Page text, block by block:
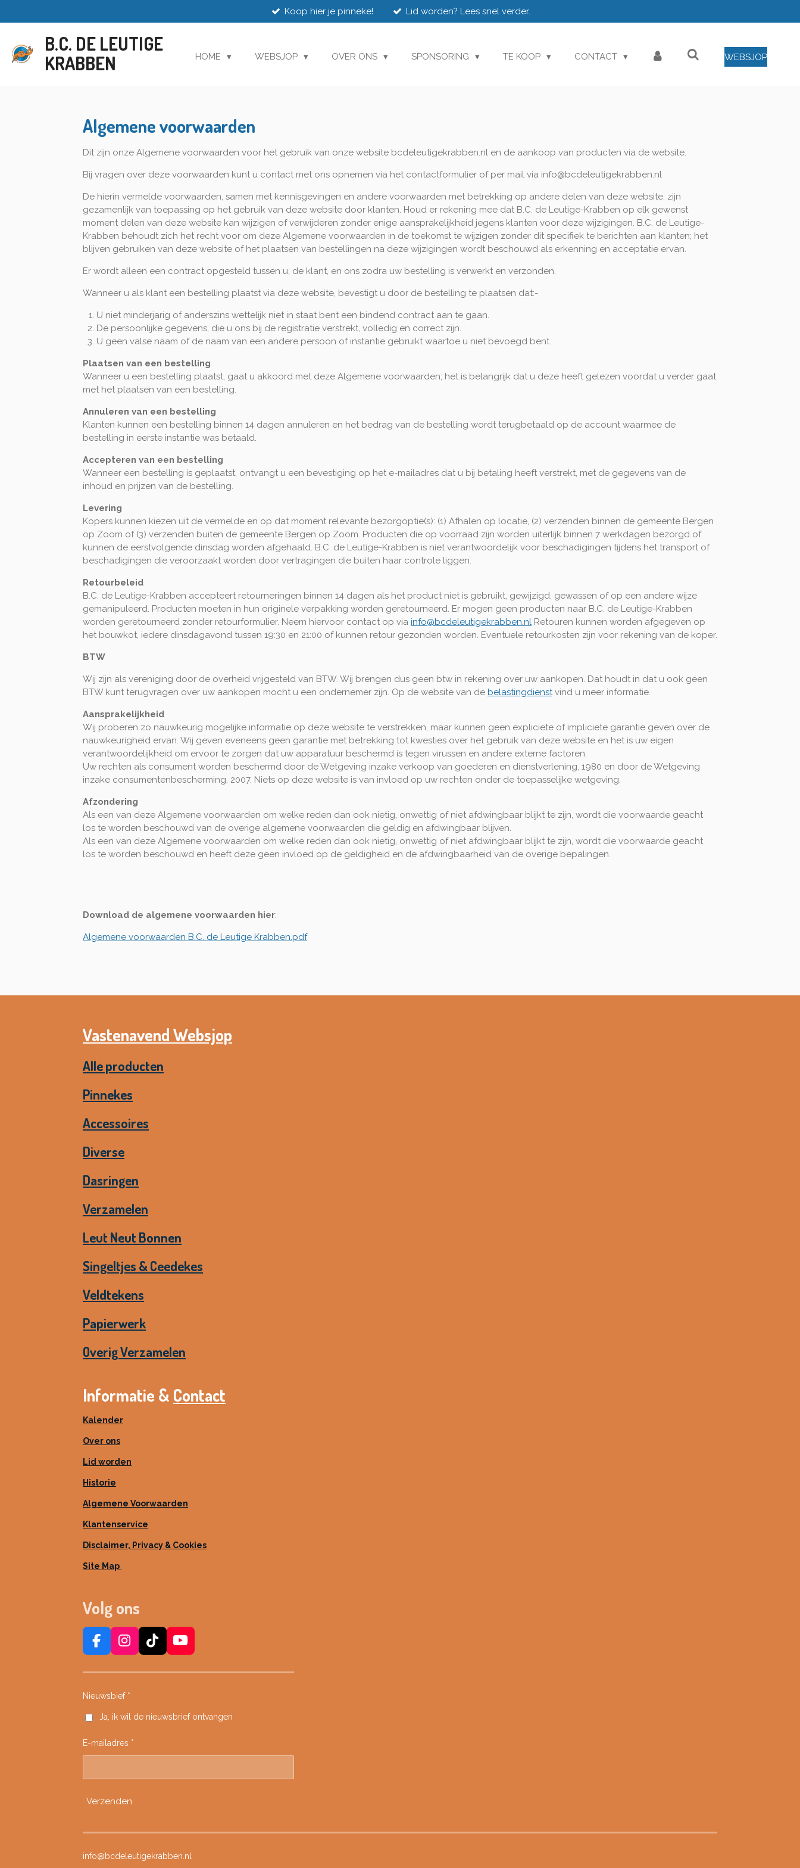
direct
de
hoofdinhoud
Koop hier je pinneke! Lid worden? Lees snel verder.
B.C. DE LEUTIGE
KRABBEN
HOME WEBSJOP OVER ONS SPONSORING TE KOOP CONTACT WEBSJOP
Algemene voorwaarden
Dit zijn onze Algemene voorwaarden voor het gebruik van onze website bcdeleutigekrabben.nl en de aankoop van producten via de website.
Bij vragen over deze voorwaarden kunt u contact met ons opnemen via het contactformulier of per mail via info@bcdeleutigekrabben.nl
De hierin vermelde voorwaarden, samen met kennisgevingen en andere voorwaarden met betrekking op andere delen van deze website, zijn
gezamenlijk van toepassing op het gebruik van deze website door klanten. Houd er rekening mee dat B.C. de Leutige-Krabben op elk gewenst
moment delen van deze website kan wijzigen of verwijderen zonder enige aansprakelijkheid jegens klanten voor deze wijzigingen. B.C. de Leutige-
Krabben behoudt zich het recht voor om deze Algemene voorwaarden in de toekomst te wijzigen zonder dit specifiek te berichten aan klanten; het
blijven gebruiken van deze website of het plaatsen van bestellingen na deze wijzigingen wordt beschouwd als erkenning en acceptatie ervan.
Er wordt alleen een contract opgesteld tussen u, de klant, en ons zodra uw bestelling is verwerkt en verzonden.
Wanneer u als klant een bestelling plaatst via deze website, bevestigt u door de bestelling te plaatsen dat:-
U niet minderjarig of anderszins wettelijk niet in staat bent een bindend contract aan te gaan.
De persoonlijke gegevens, die u ons bij de registratie verstrekt, volledig en correct zijn.
U geen valse naam of de naam van een andere persoon of instantie gebruikt waartoe u niet bevoegd bent.
Plaatsen van een bestelling
Wanneer u een bestelling plaatst, gaat u akkoord met deze Algemene voorwaarden; het is belangrijk dat u deze heeft gelezen voordat u verder gaat
met het plaatsen van een bestelling.
Annuleren van een bestelling
Klanten kunnen een bestelling binnen 14 dagen annuleren en het bedrag van de bestelling wordt terugbetaald op de account waarmee de
bestelling in eerste instantie was betaald.
Accepteren van een bestelling
Wanneer een bestelling is geplaatst, ontvangt u een bevestiging op het e-mailadres dat u bij betaling heeft verstrekt, met de gegevens van de
inhoud en prijzen van de bestelling.
Levering
Kopers kunnen kiezen uit de vermelde en op dat moment relevante bezorgoptie(s): (1) Afhalen op locatie, (2) verzenden binnen de gemeente Bergen
op Zoom of (3) verzenden buiten de gemeente Bergen op Zoom. Producten die op voorraad zijn worden uiterlijk binnen 7 werkdagen bezorgd of
kunnen de eerstvolgende dinsdag worden afgehaald. B.C. de Leutige-Krabben is niet verantwoordelijk voor beschadigingen tijdens het transport of
beschadigingen die veroorzaakt worden door vertragingen die buiten haar controle liggen.
Retourbeleid
B.C. de Leutige-Krabben accepteert retourneringen binnen 14 dagen als het product niet is gebruikt, gewijzigd, gewassen of op een andere wijze
gemanipuleerd. Producten moeten in hun originele verpakking worden geretourneerd. Er mogen geen producten naar B.C. de Leutige-Krabben
worden geretourneerd zonder retourformulier. Neem hiervoor contact op via info@bcdeleutigekrabben.nl Retouren kunnen worden afgegeven op
het bouwkot, iedere dinsdagavond tussen 19:30 en 21:00 of kunnen retour gezonden worden. Eventuele retourkosten zijn voor rekening van de koper.
BTW
Wij zijn als vereniging door de overheid vrijgesteld van BTW. Wij brengen dus geen btw in rekening over uw aankopen. Dat houdt in dat u ook geen
BTW kunt terugvragen over uw aankopen mocht u een ondernemer zijn. Op de website van de belastingdienstvind u meer informatie.
Aansprakelijkheid
Wij proberen zo nauwkeurig mogelijke informatie op deze website te verstrekken, maar kunnen geen expliciete of impliciete garantie geven over de
nauwkeurigheid ervan. Wij geven eveneens geen garantie met betrekking tot kwesties over het gebruik van deze website en het is uw eigen
verantwoordelijkheid om ervoor te zorgen dat uw apparatuur beschermd is tegen virussen en andere externe factoren.
Uw rechten als consument worden beschermd door de Wetgeving inzake verkoop van goederen en dienstverlening, 1980 en door de Wetgeving
inzake consumentenbescherming, 2007. Niets op deze website is van invloed op uw rechten onder de toepasselijke wetgeving.
Afzondering
Als een van deze Algemene voorwaarden om welke reden dan ook nietig, onwettig of niet afdwingbaar blijkt te zijn, wordt die voorwaarde geacht
los te worden beschouwd van de overige algemene voorwaarden die geldig en afdwingbaar blijven.
Als een van deze Algemene voorwaarden om welke reden dan ook nietig, onwettig of niet afdwingbaar blijkt te zijn, wordt die voorwaarde geacht
los te worden beschouwd en heeft deze geen invloed op de geldigheid en de afdwingbaarheid van de overige bepalingen.
Download de algemene voorwaarden hier:
Algemene voorwaarden B.C. de Leutige Krabben.pdf
Vastenavend Websjop
Alle producten
Pinnekes
Accessoires
Diverse
Dasringen
Verzamelen
Leut Neut Bonnen
Singeltjes & Ceedekes
Veldtekens
Papierwerk
Overig Verzamelen
Informatie & Contact
Kalender
Over ons
Lid worden
Historie
Algemene Voorwaarden
Klantenservice
Disclaimer, Privacy & Cookies
Site Map
Volg ons
F
c
b
k
I
s
a
g
a
T
k
k
Y
u
b
Nieuwsbief *
Ja, ik wil de nieuwsbrief ontvangen
E-mailadres *
Verzenden
info@bcdeleutigekrabben.nl